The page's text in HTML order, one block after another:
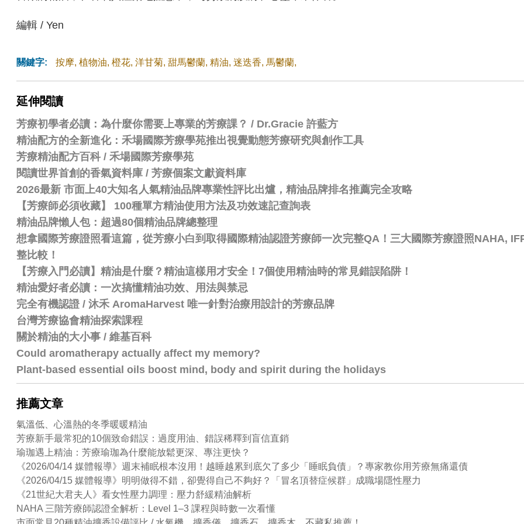
編輯 / Yen
關鍵字: 按摩,植物油,橙花,洋甘菊,甜馬鬱蘭,精油,迷迭香, 馬鬱蘭,
延伸閱讀
芳療初學者必讀：為什麼你需要上專業的芳療課？ / Dr.Gracie 許藍方
精油配方的全新進化：禾場國際芳療學苑推出視覺動態芳療研究與創作工具
芳療精油配方百科 /禾場國際芳療學苑
閱讀世界首創的香氣資料庫 / 芳療個案文獻資料庫
2026最新 市面上40大知名人氣精油品牌專業性評比出爐，精油品牌排名推薦完全攻略
【芳療師必須收藏】 100種單方精油使用方法及功效速記查詢表
精油品牌懶人包：超過80個精油品牌總整理
想拿國際芳療證照看這篇，從芳療小白到取得國際精油認證芳療師一次完整QA！三大國際芳療證照NAHA,
整比較！
【芳療入門必讀】精油是什麼？精油這樣用才安全！7個使用精油時的常見錯誤陷阱！
精油愛好者必讀：一次搞懂精油功效、用法與禁忌
完全有機認證 / 沐禾 AromaHarvest 唯一針對治療用設計的芳療品牌
台灣芳療協會精油探索課程
關於精油的大小事 / 維基百科
Could aromatherapy actually affect my memory?
Plant-based essential oils boost mind, body and spirit during the holidays
推薦文章
氣溫低、心溫熱的冬季暖暖精油
芳療新手最常犯的10個致命錯誤：過度用油、錯誤稀釋到盲信直銷
瑜珈遇上精油：芳療瑜珈為什麼能放鬆更深、專注更快？
《2026/04/14 媒體報導》週末補眠根本沒用！越睡越累到底欠了多少「睡眠負債」？專家教你用芳療無痛還債
《2026/04/15 媒體報導》明明做得不錯，卻覺得自己不夠好？「冒名頂替症候群」成職場隱性壓力
《21世紀大君夫人》看女性壓力調理：壓力舒緩精油解析
NAHA 三階芳療師認證全解析：Level 1–3 課程與時數一次看懂